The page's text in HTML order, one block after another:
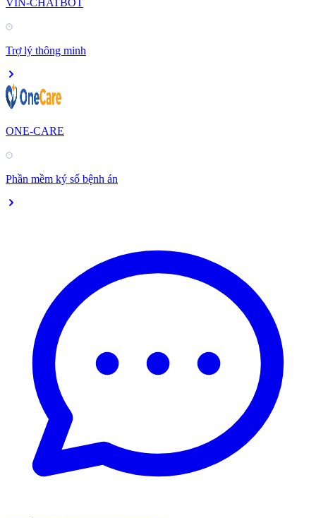
VIN-CHATBOT
Trợ lý thông minh
ONE-CARE
Phần mềm ký số bệnh án